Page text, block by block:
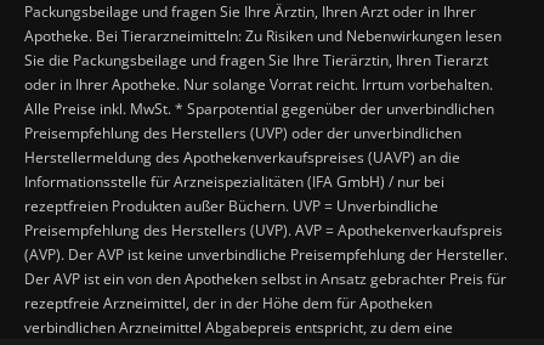
Packungsbeilage und fragen Sie Ihre Ärztin, Ihren Arzt oder in Ihrer
Apotheke. Bei Tierarzneimitteln: Zu Risiken und Nebenwirkungen lesen
Sie die Packungsbeilage und fragen Sie Ihre Tierärztin, Ihren Tierarzt
oder in Ihrer Apotheke. Nur solange Vorrat reicht. Irrtum vorbehalten.
Alle Preise inkl. MwSt. * Sparpotential gegenüber der unverbindlichen
Preisempfehlung des Herstellers (UVP) oder der unverbindlichen
Herstellermeldung des Apothekenverkaufspreises (UAVP) an die
Informationsstelle für Arzneispezialitäten (IFA GmbH) / nur bei
rezeptfreien Produkten außer Büchern. UVP = Unverbindliche
Preisempfehlung des Herstellers (UVP). AVP = Apothekenverkaufspreis
(AVP). Der AVP ist keine unverbindliche Preisempfehlung der Hersteller.
Der AVP ist ein von den Apotheken selbst in Ansatz gebrachter Preis für
rezeptfreie Arzneimittel, der in der Höhe dem für Apotheken
verbindlichen Arzneimittel Abgabepreis entspricht, zu dem eine